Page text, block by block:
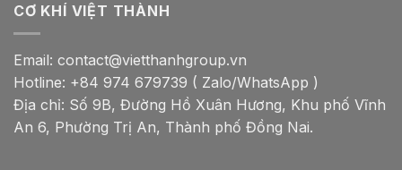
CƠ KHÍ VIỆT THÀNH
Email: contact@vietthanhgroup.vn
Hotline: +84 974 679739 ( Zalo/WhatsApp )
Địa chỉ: Số 9B, Đường Hồ Xuân Hương, Khu phố Vĩnh
An 6, Phường Trị An, Thành phố Đồng Nai.